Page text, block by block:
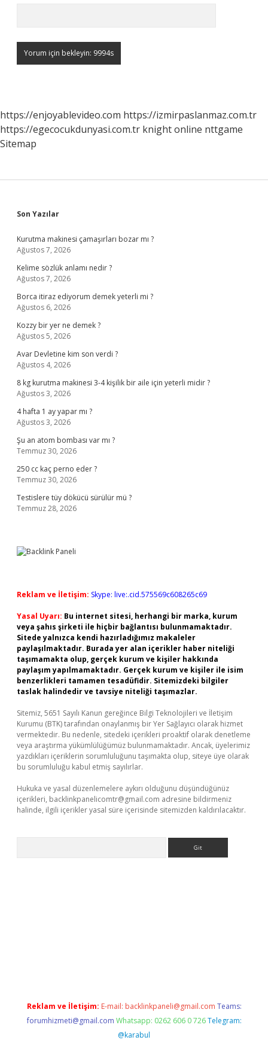
https://enjoyablevideo.com https://izmirpaslanmaz.com.tr
https://egecocukdunyasi.com.tr knight online nttgame
Sitemap
Sidebar
Son Yazılar
Kurutma makinesi çamaşırları bozar mı ?
Ağustos 7, 2026
Kelime sözlük anlamı nedir ?
Ağustos 7, 2026
Borca itiraz ediyorum demek yeterli mi ?
Ağustos 6, 2026
Kozzy bir yer ne demek ?
Ağustos 5, 2026
Avar Devletine kim son verdi ?
Ağustos 4, 2026
8 kg kurutma makinesi 3-4 kişilik bir aile için yeterli midir ?
Ağustos 3, 2026
4 hafta 1 ay yapar mı ?
Ağustos 3, 2026
Şu an atom bombası var mı ?
Temmuz 30, 2026
250 cc kaç perno eder ?
Temmuz 30, 2026
Testislere tüy dökücü sürülür mü ?
Temmuz 28, 2026
Reklam ve İletişim: Skype: live:.cid.575569c608265c69
Yasal Uyarı: Bu internet sitesi, herhangi bir marka, kurum
veya şahıs şirketi ile hiçbir bağlantısı bulunmamaktadır.
Sitede yalnızca kendi hazırladığımız makaleler
paylaşılmaktadır. Burada yer alan içerikler haber niteliği
taşımamakta olup, gerçek kurum ve kişiler hakkında
paylaşım yapılmamaktadır. Gerçek kurum ve kişiler ile isim
benzerlikleri tamamen tesadüfidir. Sitemizdeki bilgiler
taslak halindedir ve tavsiye niteliği taşımazlar.
Sitemiz, 5651 Sayılı Kanun gereğince Bilgi Teknolojileri ve İletişim
Kurumu (BTK) tarafından onaylanmış bir Yer Sağlayıcı olarak hizmet
vermektedir. Bu nedenle, sitedeki içerikleri proaktif olarak denetleme
veya araştırma yükümlülüğümüz bulunmamaktadır. Ancak, üyelerimiz
yazdıkları içeriklerin sorumluluğunu taşımakta olup, siteye üye olarak
bu sorumluluğu kabul etmiş sayılırlar.
Hukuka ve yasal düzenlemelere aykırı olduğunu düşündüğünüz
içerikleri, backlinkpanelicomtr@gmail.com adresine bildirmeniz
halinde, ilgili içerikler yasal süre içerisinde sitemizden kaldırılacaktır.
Reklam ve İletişim: E-mail: backlinkpaneli@gmail.com Teams:
forumhizmeti@gmail.com Whatsapp: 0262 606 0 726 Telegram:
@karabul